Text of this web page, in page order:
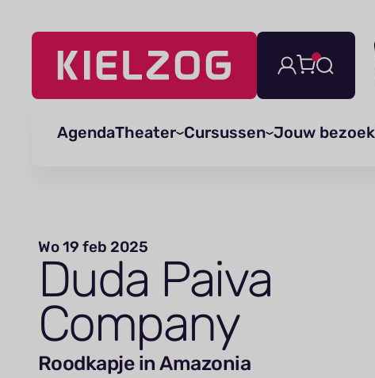
Navigatie
AgendaTheater Cursussen Jouw bezoek
Wo 19 feb 2025
Duda Paiva
Company
Roodkapje in Amazonia